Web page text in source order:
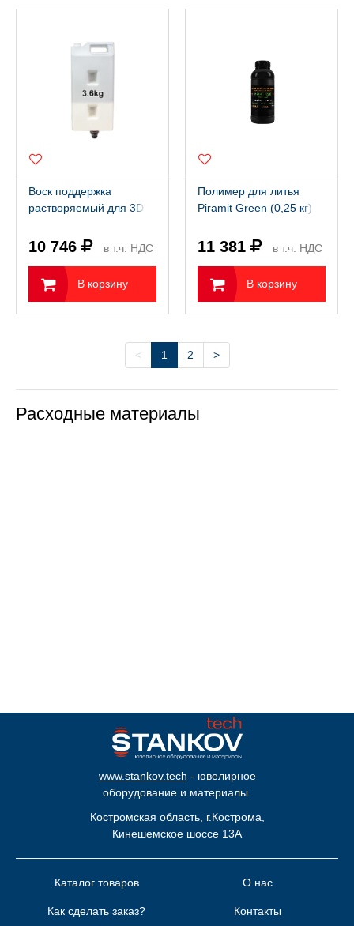
Воск поддержка
растворяемый для 3D
WaxJet 530 (3,6 кг)
10 746 в т.ч. НДС
В корзину
Полимер для литья
Piramit Green (0,25 кг)
11 381 в т.ч. НДС
В корзину
< 1 2 >
Расходные материалы
www.stankov.tech - ювелирное
оборудование и материалы.
Костромская область, г.Кострома,
Кинешемское шоссе 13А
Каталог товаров
Как сделать заказ?
О нас
Контакты